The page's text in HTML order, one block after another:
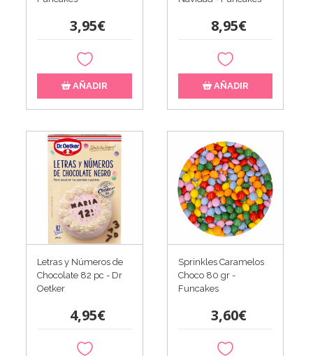
3,95€
AÑADIR
8,95€
AÑADIR
Letras y Números de
Chocolate 82 pc - Dr
Oetker
4,95€
Sprinkles Caramelos
Choco 80 gr -
Funcakes
3,60€